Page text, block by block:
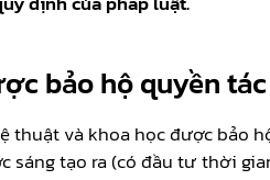
bảo hộ quyền
thuật và khoa học được bảo
sáng tạo ra (có đầu tư thời